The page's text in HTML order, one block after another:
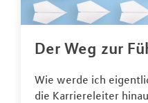
Der Weg zur
Wie werde ich
die Karriereleiter